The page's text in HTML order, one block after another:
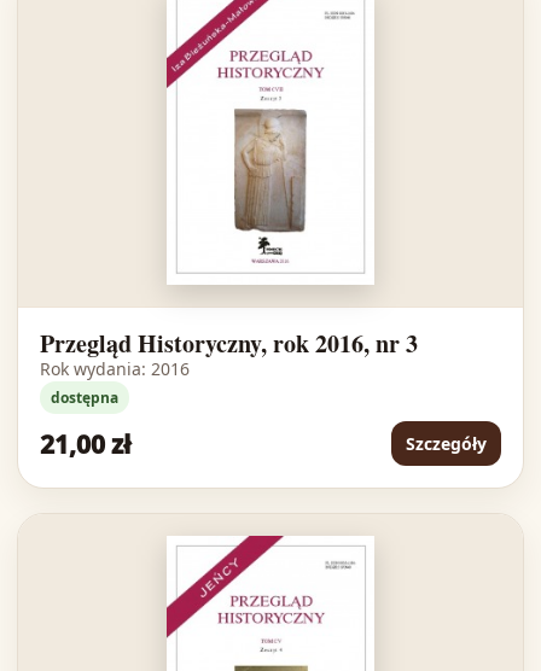
Przegląd Historyczny, rok 2016, nr 3
Rok wydania: 2016
dostępna
21,00 zł Szczegóły